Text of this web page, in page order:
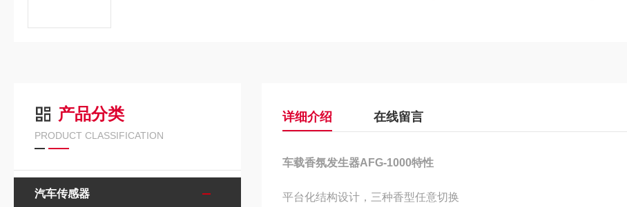
产品分类
PRODUCT CLASSIFICATION
汽车传感器
详细介绍 在线留言
车载香氛发生器AFG-1000特性
平台化结构设计，三种香型任意切换